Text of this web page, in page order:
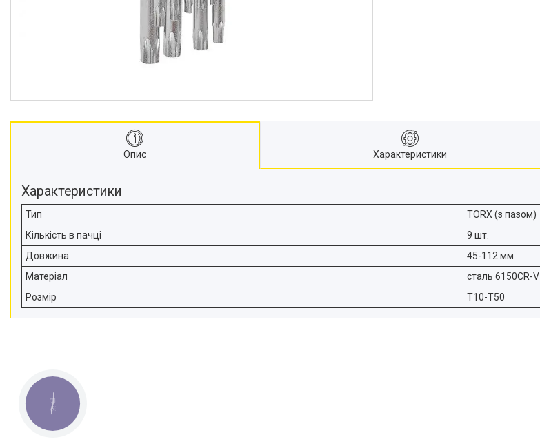
Опис Характеристики
Характеристики
Тип
TORX (з пазом)
Кількість в пачці
9 шт.
Довжина:
45-112 мм
Матеріал
сталь 6150CR-V
Розмір
T10-T50
КНОПКА
ЗВ'ЯЗКУ